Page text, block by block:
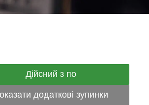
Дійсний з по
додаткові зупинки